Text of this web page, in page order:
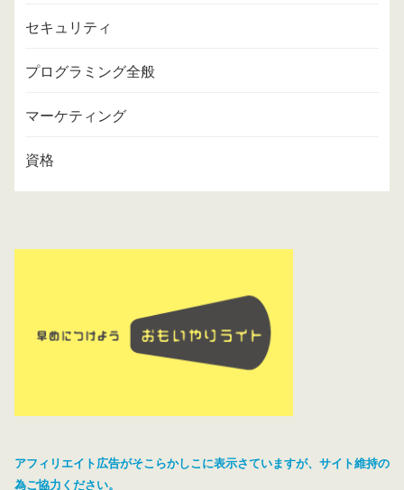
セキュリティ
プログラミング全般
マーケティング
資格
アフィリエイト広告がそこらかしこに表示さていますが、サイト維持の
為ご協力ください。